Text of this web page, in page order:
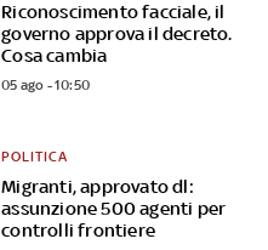
Riconoscimento facciale, il
governo approva il decreto.
Cosa cambia
05 ago - 10:50
Migranti, approvato dl:
assunzione 500 agenti per
controlli frontiere
POLITICA